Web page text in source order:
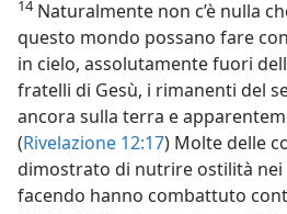
14Naturalmente non c’è nulla
questo mondo possano fare
in cielo, assolutamente fuori
fratelli di Gesù, i rimanenti del
ancora sulla terra e
(Rivelazione 12:17) Molte delle
dimostrato di nutrire ostilità
facendo hanno combattuto